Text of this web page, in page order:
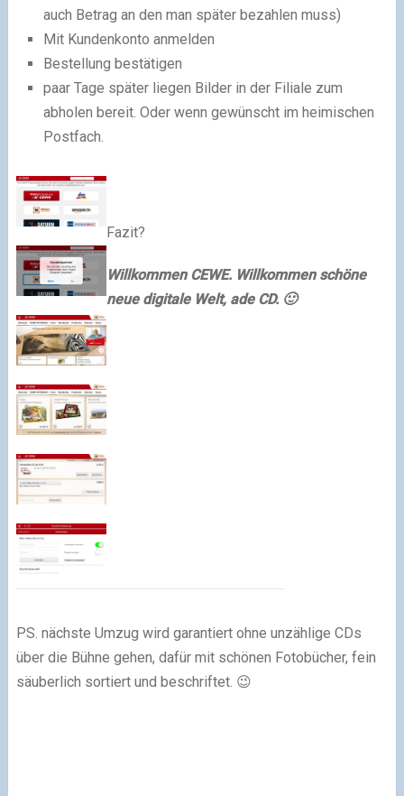
auch Betrag an den man später bezahlen muss)
Mit Kundenkonto anmelden
Bestellung bestätigen
paar Tage später liegen Bilder in der Filiale zum
abholen bereit. Oder wenn gewünscht im heimischen
Postfach.
Fazit?
Willkommen CEWE. Willkommen schöne
neue digitale Welt, ade CD. 🙂
PS. nächste Umzug wird garantiert ohne unzählige CDs
über die Bühne gehen, dafür mit schönen Fotobücher, fein
säuberlich sortiert und beschriftet. 😉